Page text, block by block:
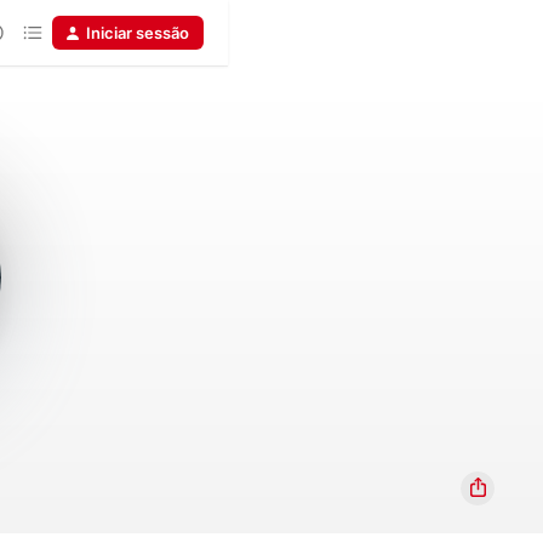
Iniciar sessão